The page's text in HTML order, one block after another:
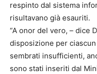
respinto dal sistema
risultavano già esauriti.
“A onor del vero, – dice
disposizione per
sembrati insufficienti,
sono stati inseriti dal